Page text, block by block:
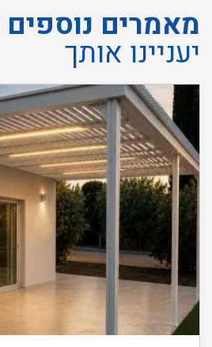
מאמרים נוספים
יעניינו אותך